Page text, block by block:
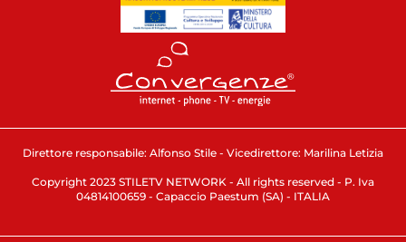
Direttore responsabile: Alfonso Stile - Vicedirettore: Marilina Letizia
Copyright 2023 STILETV NETWORK - All rights reserved - P. Iva
04814100659 - Capaccio Paestum (SA) - ITALIA